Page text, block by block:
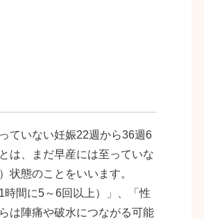
ていない妊娠22週から36週6
は、まだ早産には至っていな
状態のことをいいます。
間に5～6回以上）」、「性
は陣痛や破水につながる可能